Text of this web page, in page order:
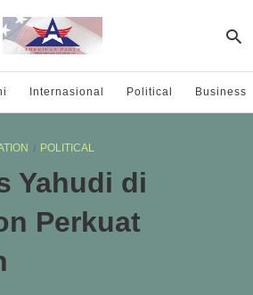
Internasional Political Business
POLITICAL
Yahudi di
Perkuat